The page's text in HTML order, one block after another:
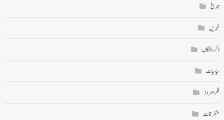
تاریخ
خبریں
ذکر رفتگاں
سیاسیات
فکر امروز
متفرقات